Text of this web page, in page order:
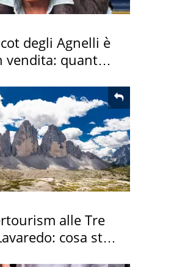
degli Agnelli è
vendita: quanto
alle Tre
cosa sta